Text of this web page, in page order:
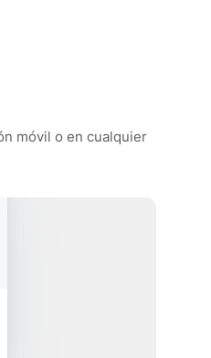
móvil o en cualquier